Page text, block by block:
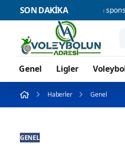
SON DAKİKA
resmi forma sponsoru adidas
Genel Ligler
Haberler Genel
GENEL